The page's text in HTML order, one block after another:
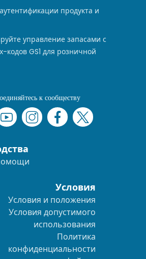
продукта и
управление запасами с
GS1 для розничной
к сообществу
Условия
Условия и положения
Условия допустимого
использования
Политика
конфиденциальности